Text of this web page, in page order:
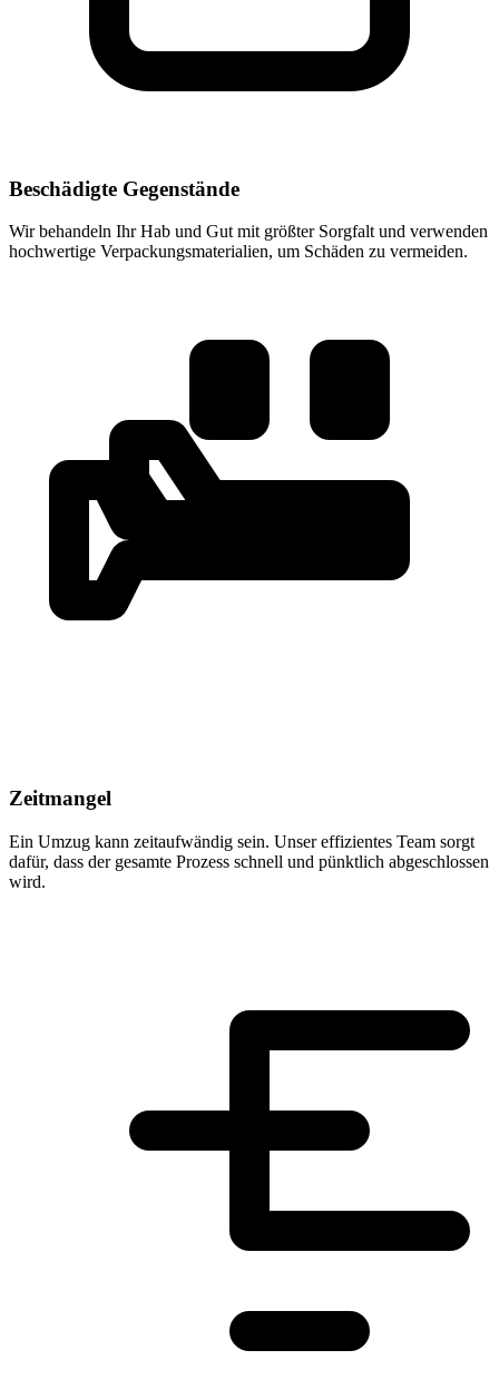
Beschädigte Gegenstände
Wir behandeln Ihr Hab und Gut mit größter Sorgfalt und verwenden
hochwertige Verpackungsmaterialien, um Schäden zu vermeiden.
Zeitmangel
Ein Umzug kann zeitaufwändig sein. Unser effizientes Team sorgt
dafür, dass der gesamte Prozess schnell und pünktlich abgeschlossen
wird.